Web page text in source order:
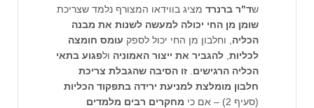
שד"ר ברנרד מציג בווידאו המצורף נלמד שצריכת
שומן מן החי יכולה למעשה לשנות את מבנה
הכליה , וחלבון מן החי יכול לספק עומס חומצה
לכליות, להגביר את ייצור האמוניה ולפגוע בתאי
הכליה הרגישים זו הסיבה שהגבלת צריכת
חלבון מומלצת למניעת ירידה בתפקוד הכליות
(סעיף 2) – אם כי
מחקרים רבים מלמדים